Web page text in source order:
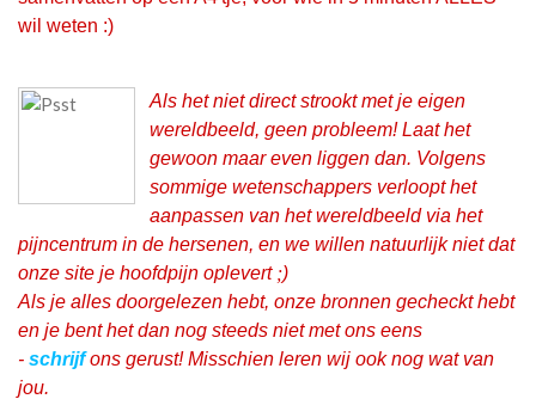
wil weten :)
Als het niet direct strookt met je eigen
wereldbeeld, geen probleem! Laat het
gewoon maar even liggen dan. Volgens
sommige wetenschappers verloopt het
aanpassen van het wereldbeeld via het
pijncentrum in de hersenen, en we willen natuurlijk niet dat
onze site je hoofdpijn oplevert ;)
Als je alles doorgelezen hebt, onze bronnen gecheckt hebt
en je bent het dan nog steeds niet met ons eens
- schrijfons gerust! Misschien leren wij ook nog wat van
jou.